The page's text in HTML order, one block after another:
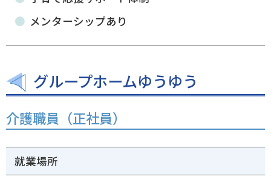
メンターシップあり
グループホームゆうゆう
介護職員（正社員）
就業場所